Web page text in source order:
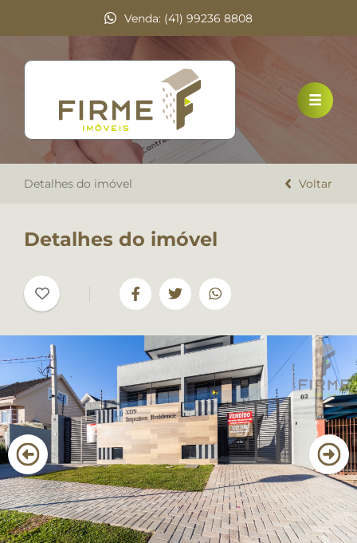
Venda: (41) 99236 8808
VENDA
LOCAÇÃO
DOCUMENTOS
DEPOIMENTOS
CANAL DE ÉTICA
Favoritos
Cadastre seu imóvel
Área do Cliente
Geral: (41) 3022 2400
Detalhes do imóvel Voltar
Detalhes do imóvel